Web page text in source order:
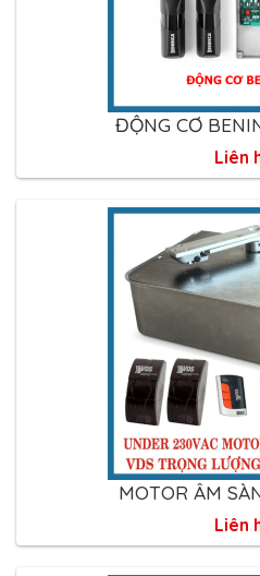
ĐỘNG CƠ
Liên
MOTOR ÂM
Liên